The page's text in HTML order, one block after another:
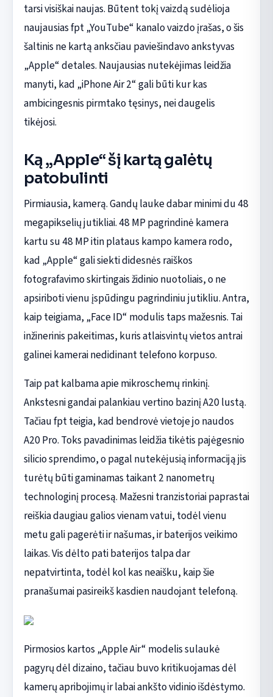
tarsi visiškai naujas. Būtent tokį vaizdą sudėlioja
naujausias fpt „YouTube“ kanalo vaizdo įrašas, o šis
šaltinis ne kartą anksčiau paviešindavo ankstyvas
„Apple“ detales. Naujausias nutekėjimas leidžia
manyti, kad „iPhone Air 2“ gali būti kur kas
ambicingesnis pirmtako tęsinys, nei daugelis
tikėjosi.
Ką „Apple“ šį kartą galėtų
patobulinti
Pirmiausia, kamerą. Gandų lauke dabar minimi du 48
megapikselių jutikliai. 48 MP pagrindinė kamera
kartu su 48 MP itin plataus kampo kamera rodo,
kad „Apple“ gali siekti didesnės raiškos
fotografavimo skirtingais židinio nuotoliais, o ne
apsiriboti vienu įspūdingu pagrindiniu jutikliu. Antra,
kaip teigiama, „Face ID“ modulis taps mažesnis. Tai
inžinerinis pakeitimas, kuris atlaisvintų vietos antrai
galinei kamerai nedidinant telefono korpuso.
Taip pat kalbama apie mikroschemų rinkinį.
Ankstesni gandai palankiau vertino bazinį A20 lustą.
Tačiau fpt teigia, kad bendrovė vietoje jo naudos
A20 Pro. Toks pavadinimas leidžia tikėtis pajėgesnio
silicio sprendimo, o pagal nutekėjusią informaciją jis
turėtų būti gaminamas taikant 2 nanometrų
technologinį procesą. Mažesni tranzistoriai paprastai
reiškia daugiau galios vienam vatui, todėl vienu
metu gali pagerėti ir našumas, ir baterijos veikimo
laikas. Vis dėlto pati baterijos talpa dar
nepatvirtinta, todėl kol kas neaišku, kaip šie
pranašumai pasireikš kasdien naudojant telefoną.
Pirmosios kartos „Apple Air“ modelis sulaukė
pagyrų dėl dizaino, tačiau buvo kritikuojamas dėl
kamerų apribojimų ir labai ankšto vidinio išdėstymo.